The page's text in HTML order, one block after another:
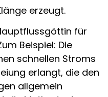
erzeugt.
für
Beispiel: Die
schnellen Stroms
erlangt, die den
allgemein